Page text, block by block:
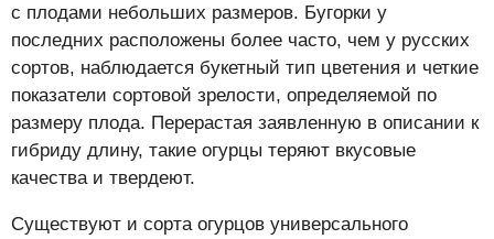
с плодами небольших размеров. Бугорки у
последних расположены более часто, чем у русских
сортов, наблюдается букетный тип цветения и четкие
показатели сортовой зрелости, определяемой по
размеру плода. Перерастая заявленную в описании к
гибриду длину, такие огурцы теряют вкусовые
качества и твердеют.
Существуют и сорта огурцов универсального